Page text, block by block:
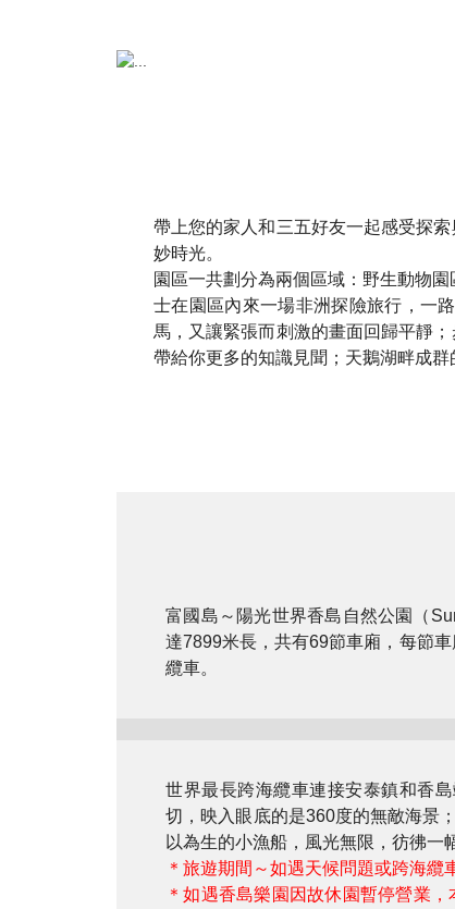
帶上您的家人和三五好友一起感受探
妙時光。
園區一共劃分為兩個區域：野生動物
士在園區內來一場非洲探險旅行，一
馬，又讓緊張而刺激的畫面回歸平靜
帶給你更多的知識見聞；天鵝湖畔成
富國島～陽光世界香島自然公園（
達7899米長，共有69節車廂，每節
纜車。
世界最長跨海纜車連接安泰鎮和香
切，映入眼底的是360度的無敵海景
以為生的小漁船，風光無限，彷彿一
＊旅遊期間～如遇天候問題或跨海纜
＊如遇香島樂園因故休園暫停營業